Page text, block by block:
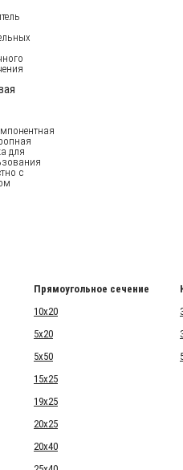
для
с
Прямоугольное сечение
10x20
5x20
5x50
15x25
19x25
20x25
20x40